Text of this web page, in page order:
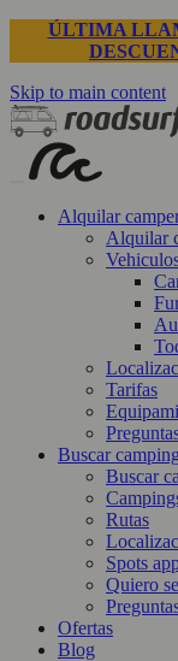
ÚLTIMA
Skip to main content
Alquilar
Alquilar
Tarifas
Buscar
Buscar
Rutas
Spots
Quiero
Ofertas
Blog